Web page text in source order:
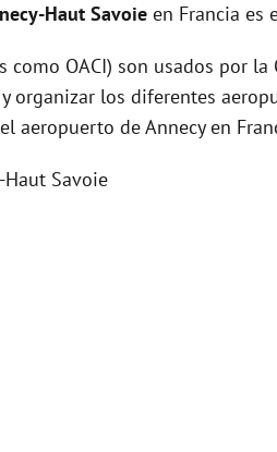
Haut Savoie en Francia es
como OACI) son usados por
organizar los diferentes
aeropuerto de Annecy en
Savoie